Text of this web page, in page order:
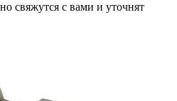
свяжутся с вами и уточнят